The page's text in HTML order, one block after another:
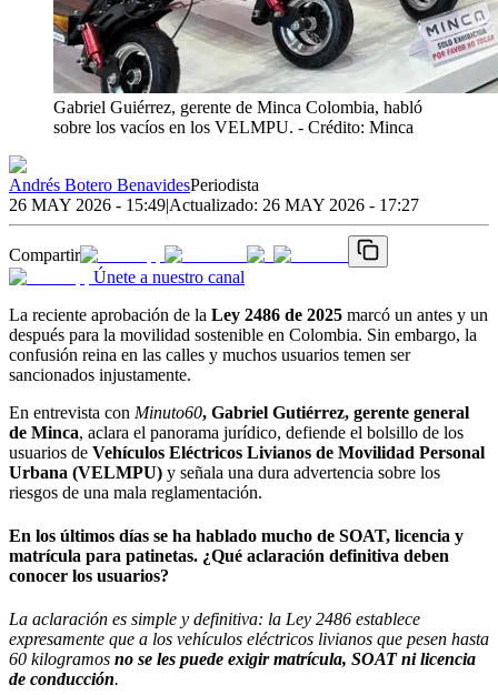
Gabriel Guiérrez, gerente de Minca Colombia, habló
sobre los vacíos en los VELMPU. - Crédito: Minca
Andrés Botero BenavidesPeriodista
26 MAY 2026 - 15:49|Actualizado: 26 MAY 2026 - 17:27
Compartir
Únete a nuestro canal
La reciente aprobación de la Ley 2486 de 2025 marcó un antes y un
después para la movilidad sostenible en Colombia. Sin embargo, la
confusión reina en las calles y muchos usuarios temen ser
sancionados injustamente.
En entrevista con Minuto60, Gabriel Gutiérrez, gerente general
de Minca, aclara el panorama jurídico, defiende el bolsillo de los
usuarios de Vehículos Eléctricos Livianos de Movilidad Personal
Urbana (VELMPU) y señala una dura advertencia sobre los
riesgos de una mala reglamentación.
En los últimos días se ha hablado mucho de SOAT, licencia y
matrícula para patinetas. ¿Qué aclaración definitiva deben
conocer los usuarios?
La aclaración es simple y definitiva: la Ley 2486 establece
expresamente que a los vehículos eléctricos livianos que pesen hasta
60 kilogramos no se les puede exigir matrícula, SOAT ni licencia
de conducción.